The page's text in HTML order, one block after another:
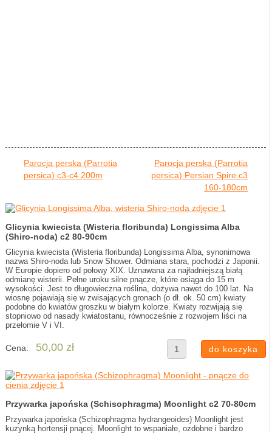
Parocja perska (Parrotia
persica) c3-c4 200m
Parocja perska (Parrotia
persica) Persian Spire c3
160-180cm
Glicynia kwiecista (Wisteria floribunda) Longissima Alba
(Shiro-noda) c2 80-90cm
Glicynia kwiecista (Wisteria floribunda) Longissima Alba, synonimowa
nazwa Shiro-noda lub Snow Shower. Odmiana stara, pochodzi z Japonii.
W Europie dopiero od połowy XIX. Uznawana za najładniejszą białą
odmianę wisterii. Pełne uroku silne pnącze, które osiąga do 15 m
wysokości. Jest to długowieczna roślina, dożywa nawet do 100 lat. Na
wiosnę pojawiają się w zwisających gronach (o dł. ok. 50 cm) kwiaty
podobne do kwiatów groszku w białym kolorze. Kwiaty rozwijają się
stopniowo od nasady kwiatostanu, równocześnie z rozwojem liści na
przełomie V i VI.
Cena: 50,00 zł
Przywarka japońska (Schisophragma) Moonlight c2 70-80cm
Przywarka japońska (Schizophragma hydrangeoides) Moonlight jest
kuzynką hortensji pnącej. Moonlight to wspaniałe, ozdobne i bardzo